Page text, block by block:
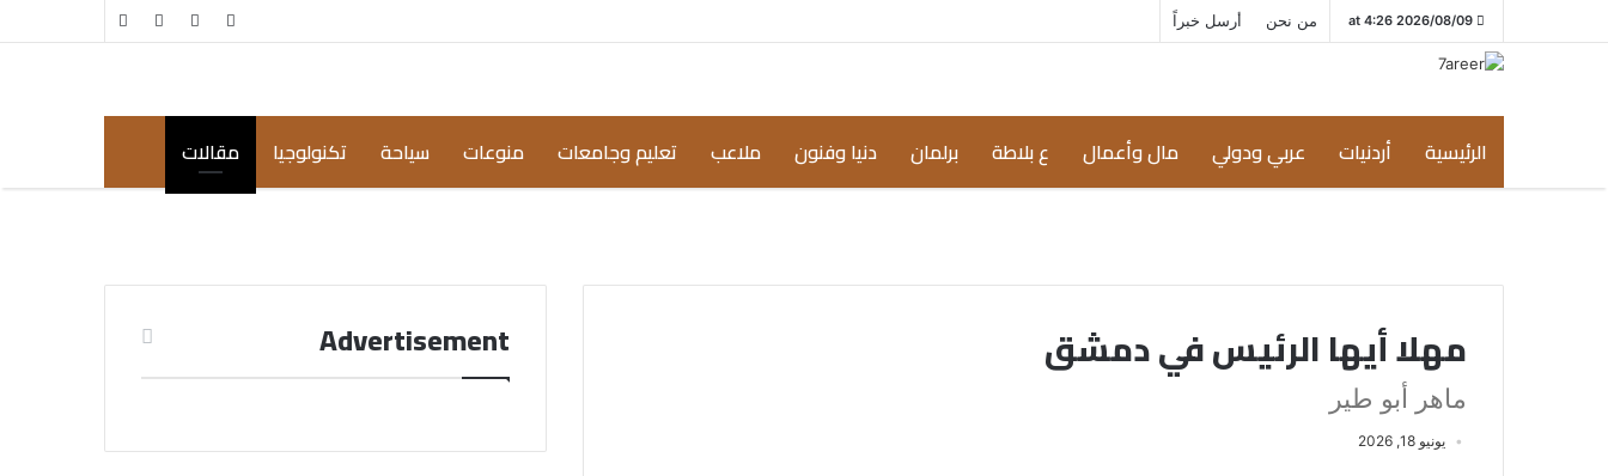
2026/08/09 at 4:26 من نحن أرسل خبراً مقال
الرئيسية أردنيات عربي ودولي مال وأعمال ع بلاطة برلمان دنيا وفنون ملاعب تعليم وجامعات منوعات سياحة تكنولوجيا مقالات
مهلا أيها الرئيس في دمشق
ماهر أبو طير
يونيو 18, 2026
Advertisement